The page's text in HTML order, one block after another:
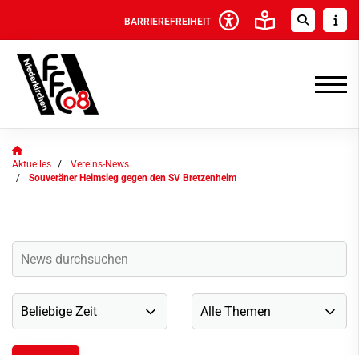
BARRIEREFREIHEIT
Aktuelles
Vereins-News
Souveräner Heimsieg gegen den SV Bretzenheim